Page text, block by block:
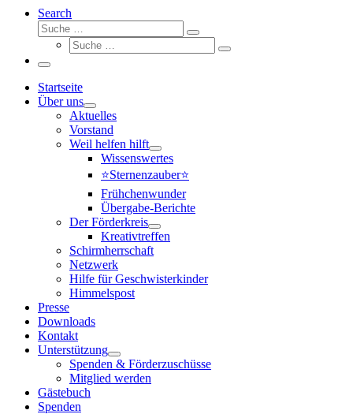
Search
Suche
Suche
Suche
Suche
Menü
Startseite
Über uns
Aktuelles
Vorstand
Weil helfen hilft
Wissenswertes
⭐Sternenzauber⭐
Frühchenwunder
Übergabe-Berichte
Der Förderkreis
Kreativtreffen
Schirmherrschaft
Netzwerk
Hilfe für Geschwisterkinder
Himmelspost
Presse
Downloads
Kontakt
Unterstützung
Spenden & Förderzuschüsse
Mitglied werden
Gästebuch
Spenden